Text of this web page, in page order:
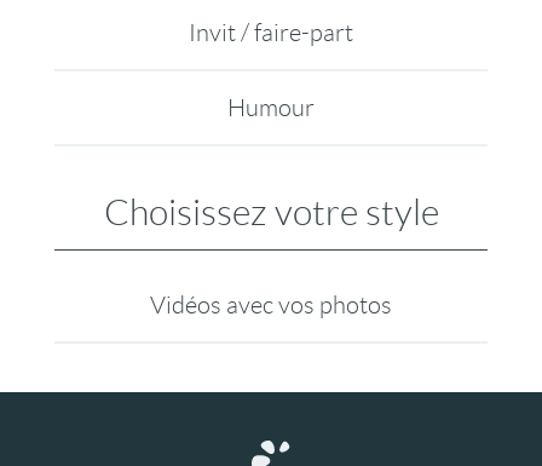
Invit / faire-part
Humour
Choisissez votre style
Vidéos avec vos photos